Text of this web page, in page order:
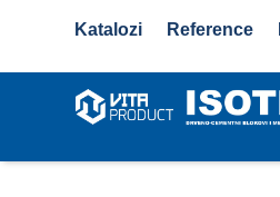
Katalozi Reference